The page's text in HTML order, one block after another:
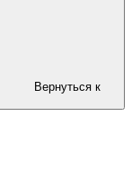
Вернуться к